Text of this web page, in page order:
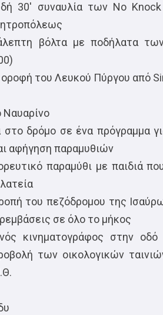
30′ συναυλία των Νo
βόλτα με ποδήλατα
οροφή του Λευκού Πύργου από
στο δρόμο σε ένα πρόγραμμα
αφήγηση παραμυθιών
παραμύθι με παιδιά
του πεζόδρομου της
σε όλο το μήκος
κινηματογράφος στην
των οικολογικών